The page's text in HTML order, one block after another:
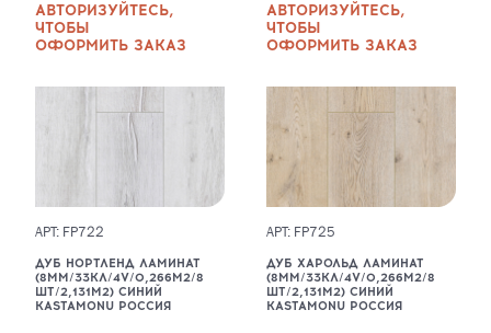
АВТОРИЗУЙТЕСЬ,
ЧТОБЫ
ОФОРМИТЬ ЗАКАЗ
АВТОРИЗУЙТЕСЬ,
ЧТОБЫ
ОФОРМИТЬ ЗАКАЗ
АРТ: FP722
ДУБ НОРТЛЕНД ЛАМИНАТ
(8ММ/33КЛ/4V/0,266М2/8
ШТ/2,131М2) СИНИЙ
KASTAMONU РОССИЯ
АРТ: FP725
ДУБ ХАРОЛЬД ЛАМИНАТ
(8ММ/33КЛ/4V/0,266М2/8
ШТ/2,131М2) СИНИЙ
KASTAMONU РОССИЯ